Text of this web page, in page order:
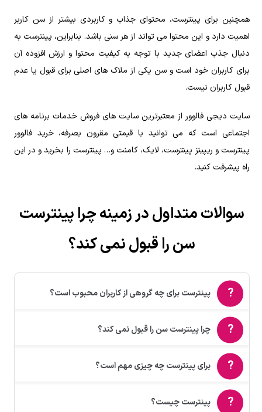
همچنین برای پینترست، محتوای جذاب و کاربردی بیشتر از سن کاربر
اهمیت دارد و این محتوا می ‌تواند از هر سنی باشد. بنابراین، پینترست به
دنبال جذب اعضای جدید با توجه به کیفیت محتوا و ارزش افزوده آن
برای کاربران خود است و سن یکی از ملاک ‌های اصلی برای قبول یا عدم
قبول کاربران نیست.
سایت دیجی فالوور از معتبرترین سایت های فروش خدمات برنامه های
اجتماعی است که می توانید با قیمتی مقرون بصرفه، خرید فالوور
پینترست و ریپینز پینترست، لایک، کامنت و… پینترست را بخرید و در این
راه پیشرفت کنید.
سوالات متداول در زمینه چرا پینترست
سن را قبول نمی کند؟
پینترست برای چه گروهی از کاربران محبوب است؟
چرا پینترست سن را قبول نمی ‌کند؟
برای پینترست چه چیزی مهم است؟
پینترست چیست؟